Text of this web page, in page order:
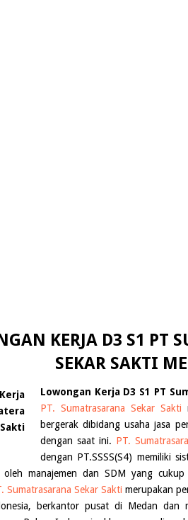
KERJA D3 S1 PT
SEKAR SAKTI
Lowongan Kerja D3 S1 PT
PT. Sumatrasarana Sekar Sakti
bergerak dibidang usaha jasa
dengan saat ini. PT.
dengan PT.SSSS(S4) memiliki
manajemen dan SDM yang
Sumatrasarana Sekar Sakti merupakan
berkantor pusat di Medan dan